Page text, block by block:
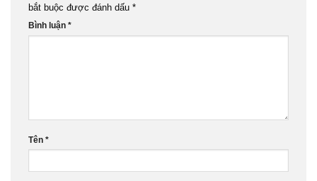
bắt buộc được đánh dấu *
Bình luận *
Tên *